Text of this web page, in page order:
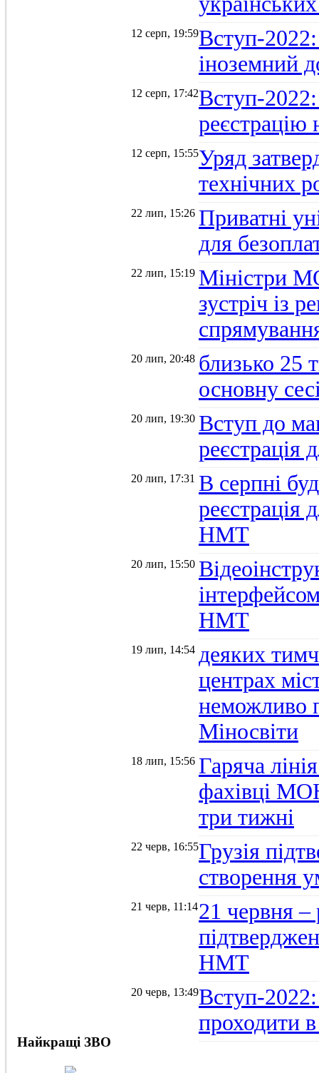
12 серп, 19:59Вступ-
іноземний
12 серп, 17:42Вступ-
12 серп, 15:55Уряд
технічних
22 лип, 15:26 Приватні
для
22 лип, 15:19 Міністри
зустріч із
20 лип, 20:48 близько 25
основну
20 лип, 19:30 Вступ до
20 лип, 17:31 В серпні
реєстрація
НМТ
20 лип, 15:50
НМТ
19 лип, 14:54 деяких
центрах
неможливо
Міносвіти
18 лип, 15:56 Гаряча
фахівці
три тижні
22 черв, 16:55Грузія
створення
21 черв, 11:1421 червня –
НМТ
20 черв, 13:49Вступ-
проходити в
Найкращі ЗВО